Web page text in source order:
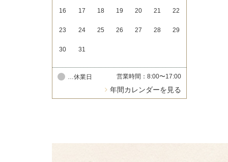
16 17 18 19 20 21 22
23 24 25 26 27 28 29
30 31
…休業日
営業時間：8:00〜17:00
年間カレンダーを見る